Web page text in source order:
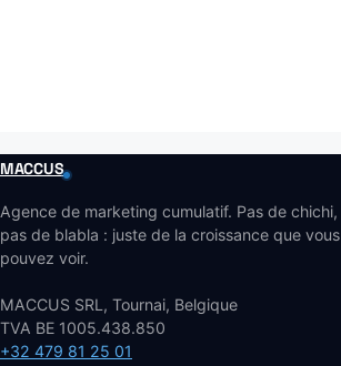
MACCUS
Agence de marketing cumulatif. Pas de chichi,
pas de blabla : juste de la croissance que vous
pouvez voir.
MACCUS SRL, Tournai, Belgique
TVA BE 1005.438.850
+32 479 81 25 01